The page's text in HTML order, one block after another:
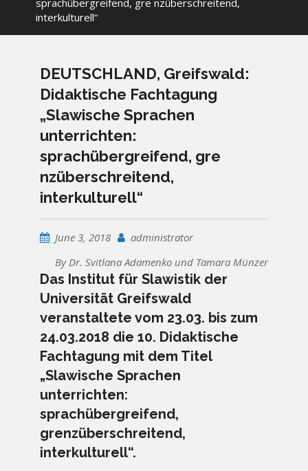
sprachübergreifend, gre nzüberschreitend,
interkulturell“
DEUTSCHLAND, Greifswald:
Didaktische Fachtagung
„Slawische Sprachen
unterrichten:
sprachübergreifend, gre
nzüberschreitend,
interkulturell“
June 3, 2018
administrator
By Dr. Svitlana Adamenko und Tamara Münzer
Das Institut für Slawistik der
Universität Greifswald
veranstaltete vom 23.03. bis zum
24.03.2018 die 10. Didaktische
Fachtagung mit dem Titel
„Slawische Sprachen
unterrichten:
sprachübergreifend,
grenzüberschreitend,
interkulturell“.